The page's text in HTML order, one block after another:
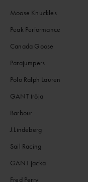
Moose Knuckles
Peak Performance
Canada Goose
Parajumpers
Polo Ralph Lauren
GANT tröja
Barbour
J.Lindeberg
Sail Racing
GANT jacka
Fred Perry